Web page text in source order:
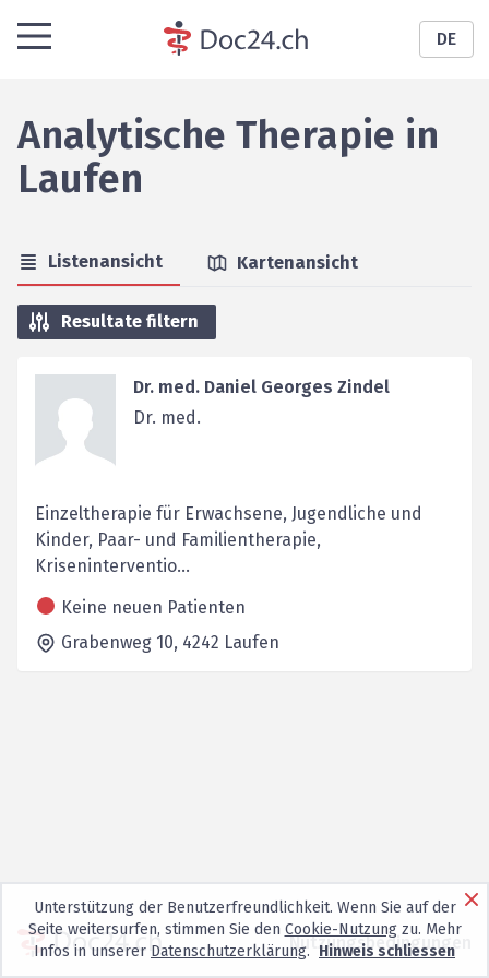
DE
Analytische Therapie in
Laufen
Listenansicht Kartenansicht
Resultate filtern
Dr. med. Daniel Georges Zindel
Dr. med.
Einzeltherapie für Erwachsene, Jugendliche und
Kinder, Paar- und Familientherapie,
Kriseninterventio...
Keine neuen Patienten
Grabenweg 10, 4242 Laufen
Nutzungsbedingungen
Unterstützung der Benutzerfreundlichkeit. Wenn Sie auf der
Seite weitersurfen, stimmen Sie den Cookie-Nutzungzu. Mehr
Infos in unserer Datenschutzerklärung. Hinweis schliessen